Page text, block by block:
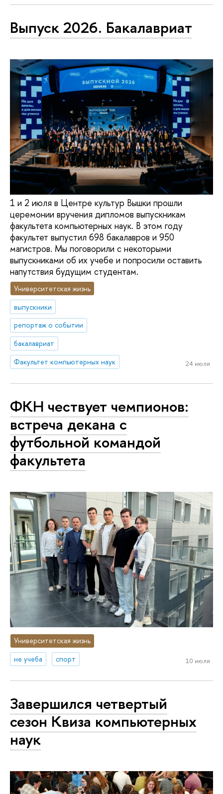
Выпуск 2026. Бакалавриат
1 и 2 июля в Центре культур Вышки прошли
церемонии вручения дипломов выпускникам
факультета компьютерных наук. В этом году
факультет выпустил 698 бакалавров и 950
магистров. Мы поговорили с некоторыми
выпускниками об их учебе и попросили оставить
напутствия будущим студентам.
Университетская жизнь
выпускники
репортаж о событии
бакалавриат
Факультет компьютерных наук
24 июля
ФКН чествует чемпионов:
встреча декана с
футбольной командой
факультета
Университетская жизнь
не учеба
спорт 10 июля
Завершился четвертый
сезон Квиза компьютерных
наук